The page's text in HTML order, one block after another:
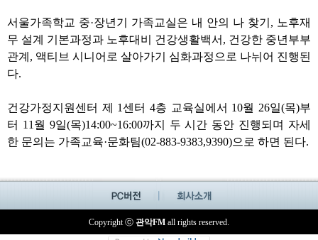
서울가족학교 중·장년기 가족교실은 내 안의 나 찾기 , 노후재
무 설계 기본과정과 노후대비 건강생활백서 , 건강한 중년부부
관계 , 액티브 시니어로 살아가기 심화과정으로 나뉘어 진행된
다.
건강가정지원센터 제 1센터4층 교육실에서 10월 26일(목)부
터 11 월 9일(목)14:00~16:00까지 두 시간 동안 진행되며 자세
한 문의는 가족교육·문화팀(02-883-9383,9390)으로 하면 된다.
Copyright ⓒ 관악FM all rights reserved.